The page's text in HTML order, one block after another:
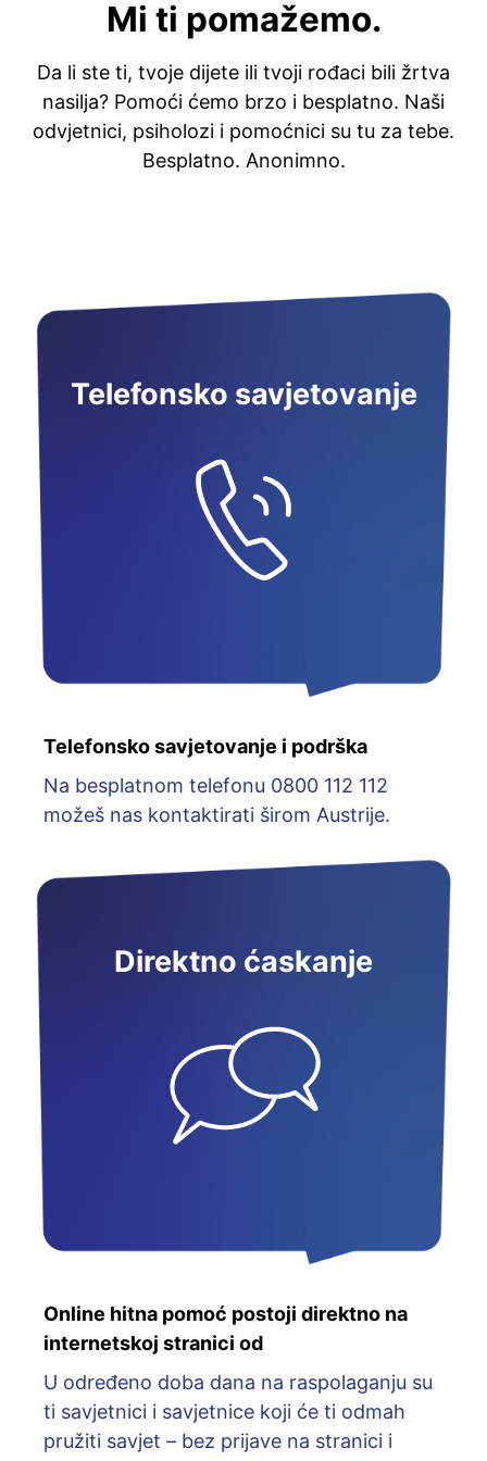
Mi ti pomažemo.
Da li ste ti, tvoje dijete ili tvoji rođaci bili žrtva
nasilja? Pomoći ćemo brzo i besplatno. Naši
odvjetnici, psiholozi i pomoćnici su tu za tebe.
Besplatno. Anonimno.
Telefonsko savjetovanje
Telefonsko savjetovanje i podrška
Na besplatnom telefonu 0800 112 112
možeš nas kontaktirati širom Austrije.
Direktno ćaskanje
Online hitna pomoć postoji direktno na
internetskoj stranici od
U određeno doba dana na raspolaganju su
ti savjetnici i savjetnice koji će ti odmah
pružiti savjet – bez prijave na stranici i